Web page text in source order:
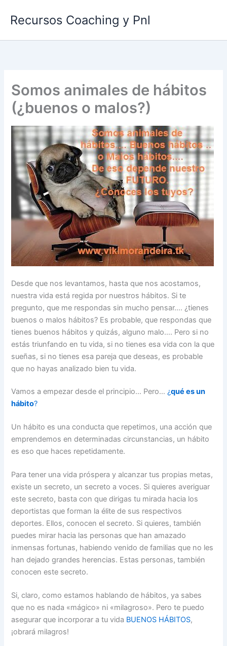
Recursos Coaching y Pnl
Somos animales de hábitos
(¿buenos o malos?)
Desde que nos levantamos, hasta que nos acostamos,
nuestra vida está regida por nuestros hábitos. Si te
pregunto, que me respondas sin mucho pensar…. ¿tienes
buenos o malos hábitos? Es probable, que respondas que
tienes buenos hábitos y quizás, alguno malo…. Pero si no
estás triunfando en tu vida, si no tienes esa vida con la que
sueñas, si no tienes esa pareja que deseas, es probable
que no hayas analizado bien tu vida.
Vamos a empezar desde el principio… Pero…¿qué es un
hábito?
Un hábito es una conducta que repetimos, una acción que
emprendemos en determinadas circunstancias, un hábito
es eso que haces repetidamente.
Para tener una vida próspera y alcanzar tus propias metas,
existe un secreto, un secreto a voces. Si quieres averiguar
este secreto, basta con que dirigas tu mirada hacia los
deportistas que forman la élite de sus respectivos
deportes. Ellos, conocen el secreto. Si quieres, también
puedes mirar hacia las personas que han amazado
inmensas fortunas, habiendo venido de familias que no les
han dejado grandes herencias. Estas personas, también
conocen este secreto.
Si, claro, como estamos hablando de hábitos, ya sabes
que no es nada «mágico» ni «milagroso». Pero te puedo
asegurar que incorporar a tu vida BUENOS HÁBITOS,
¡obrará milagros!